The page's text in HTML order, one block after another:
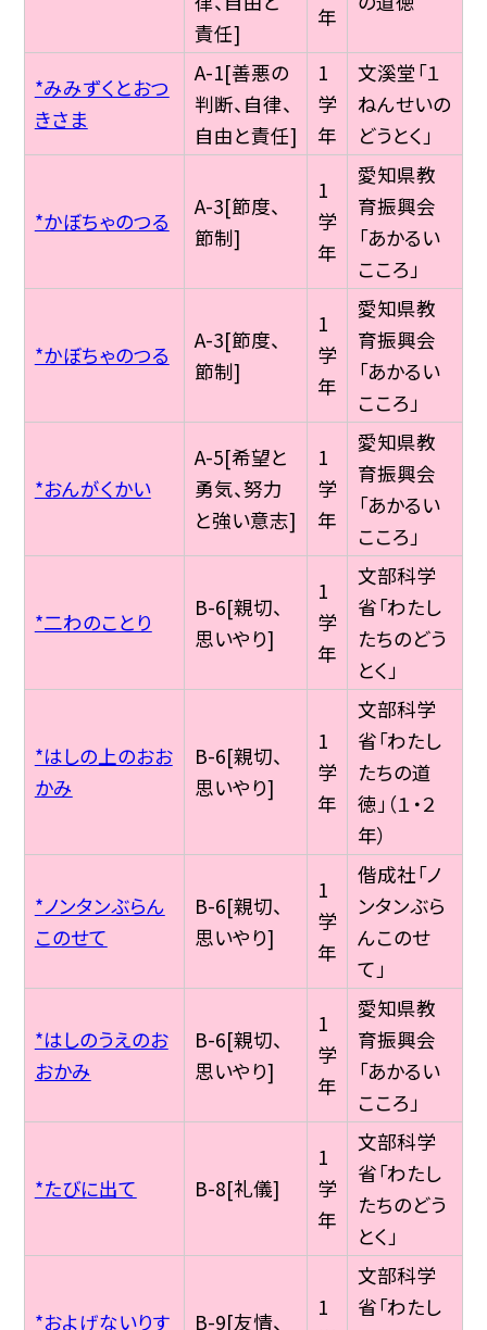
責任]
年
*みみずくとおつ
きさま
A-1[善悪の
判断、自律、
自由と責任]
1
学
年
文溪堂「１
ねんせいの
どうとく」
*かぼちゃのつる
A-3[節度、
節制]
1
学
年
愛知県教
育振興会
「あかるい
こころ」
*かぼちゃのつる
A-3[節度、
節制]
1
学
年
愛知県教
育振興会
「あかるい
こころ」
*おんがくかい
A-5[希望と
勇気、努力
と強い意志]
1
学
年
愛知県教
育振興会
「あかるい
こころ」
*二わのことり
B-6[親切、
思いやり]
1
学
年
文部科学
省「わたし
たちのどう
とく」
*はしの上のおお
かみ
B-6[親切、
思いやり]
1
学
年
文部科学
省「わたし
たちの道
徳」（１・２
年）
*ノンタンぶらん
このせて
B-6[親切、
思いやり]
1
学
年
偕成社「ノ
ンタンぶら
んこのせ
て」
*はしのうえのお
おかみ
B-6[親切、
思いやり]
1
学
年
愛知県教
育振興会
「あかるい
こころ」
*たびに出て B-8[礼儀]
1
学
年
文部科学
省「わたし
たちのどう
とく」
*およげないりす
B-9[友情、
1
文部科学
省「わたし